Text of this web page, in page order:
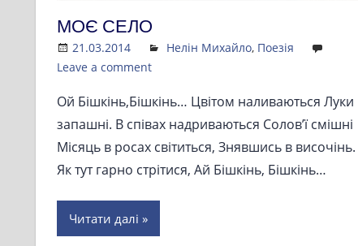
МОЄ СЕЛО
21.03.2014 Admin
Нелін Михайло, Поезія
Leave a comment
Ой Бішкінь,Бішкінь… Цвітом наливаються Луки
запашні. В співах надриваються Солов’ї смішні
Місяць в росах світиться, Знявшись в височінь.
Як тут гарно стрітися, Ай Бішкінь, Бішкінь…
Читати далі